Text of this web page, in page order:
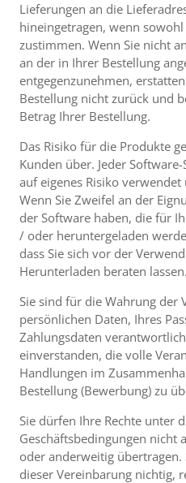
Lieferungen an die
hineingetragen, wenn
zustimmen. Wenn Sie nicht
an der in Ihrer Bestellung
entgegenzunehmen,
Bestellung nicht zurück und
Betrag Ihrer Bestellung.
Das Risiko für die Produkte
Kunden über. Jeder
auf eigenes Risiko
Wenn Sie Zweifel an der
der Software haben, die für
/ oder heruntergeladen
dass Sie sich vor der
Herunterladen beraten lassen.
Sie sind für die Wahrung der
persönlichen Daten, Ihres
Zahlungsdaten
einverstanden, die volle
Handlungen im
Bestellung (Bewerbung) zu
Sie dürfen Ihre Rechte unter
Geschäftsbedingungen nicht
oder anderweitig
dieser Vereinbarung nichtig,